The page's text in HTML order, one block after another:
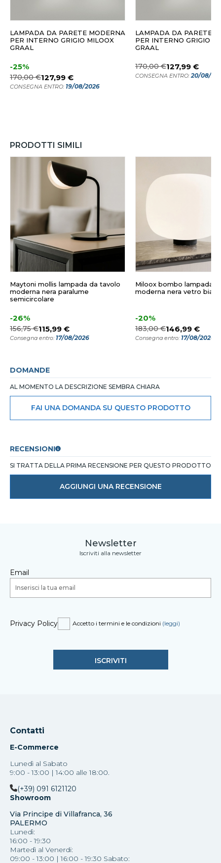
LAMPADA DA PARETE MODERNA
PER INTERNO GRIGIO MILOOX
GRAAL
-25%
170,00 €127,99 €
CONSEGNA ENTRO: 19/08/2026
LAMPADA DA PARETE
PER INTERNO GRIGIO
GRAAL
170,00 €127,99 €
CONSEGNA ENTRO: 20/08/
PRODOTTI SIMILI
Maytoni mollis lampada da tavolo
moderna nera paralume
semicircolare
-26%
156,75 €115,99 €
Consegna entro: 17/08/2026
Miloox bombo lampada
moderna nera vetro
-20%
183,00 €146,99 €
Consegna entro: 17/08/2026
DOMANDE
AL MOMENTO LA DESCRIZIONE SEMBRA CHIARA
FAI UNA DOMANDA SU QUESTO PRODOTTO
RECENSIONI
SI TRATTA DELLA PRIMA RECENSIONE PER QUESTO PRODOTTO
AGGIUNGI UNA RECENSIONE
Newsletter
Iscriviti alla newsletter
Email
Privacy Policy Accetto i termini e le condizioni (leggi)
Contatti
E-Commerce
Lunedì al Sabato
9:00 - 13:00 | 14:00 alle 18:00.
(+39) 091 6121120
Showroom
Via Principe di Villafranca, 36
PALERMO
Lunedì:
16:00 - 19:30
Martedì al Venerdi:
09:00 - 13:00 | 16:00 - 19:30 Sabato: